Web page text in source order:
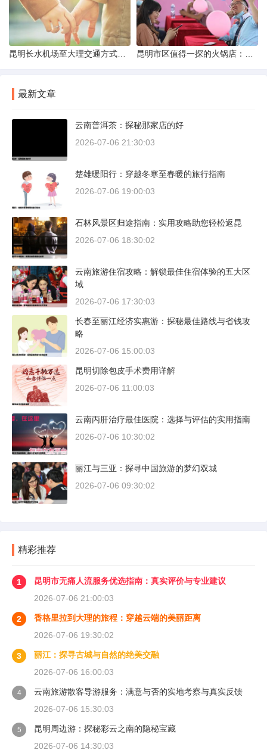
最新文章
云南普洱茶：探秘那家店的好
2026-07-06 21:30:03
楚雄暖阳行：穿越冬寒至春暖的旅行指南
2026-07-06 19:00:03
石林风景区归途指南：实用攻略助您轻松返昆
2026-07-06 18:30:02
云南旅游住宿攻略：解锁最佳住宿体验的五大区
域
2026-07-06 17:30:03
长春至丽江经济实惠游：探秘最佳路线与省钱攻
略
2026-07-06 15:00:03
昆明切除包皮手术费用详解
2026-07-06 11:00:03
云南丙肝治疗最佳医院：选择与评估的实用指南
2026-07-06 10:30:02
丽江与三亚：探寻中国旅游的梦幻双城
2026-07-06 09:30:02
精彩推荐
1
昆明市无痛人流服务优选指南：真实评价与专业建议
2026-07-06 21:00:03
2
香格里拉到大理的旅程：穿越云端的美丽距离
2026-07-06 19:30:02
3
丽江：探寻古城与自然的绝美交融
2026-07-06 16:00:03
4
云南旅游散客导游服务：满意与否的实地考察与真实反馈
2026-07-06 15:30:03
5
昆明周边游：探秘彩云之南的隐秘宝藏
2026-07-06 14:30:03